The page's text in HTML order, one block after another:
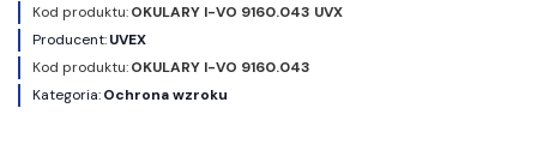
Kod produktu:OKULARY I-VO 9160.043 UVX
Producent:UVEX
Kod produktu:OKULARY I-VO 9160.043
Kategoria:Ochrona wzroku